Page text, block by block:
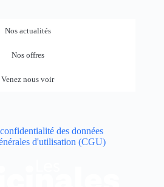
Nos actualités
Nos offres
Venez nous voir
des données
d'utilisation (CGU)